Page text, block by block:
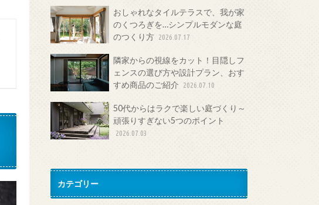
おしゃれなタイルテラスで、我が家
のくつろぎを…シンプルモダンな庭
のつくり方 2026.07.17
隣家からの視線をカット！目隠しフ
ェンスの選び方や設計プラン、おす
すめ商品のご紹介
2026.07.10
50代からはラクで楽しい庭づくり～
頑張りすぎない5つのポイント
2026.07.03
カテゴリー